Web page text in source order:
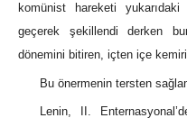
komünist hareketi yukarıdaki
geçerek şekillendi derken
dönemini bitiren, içten içe
Bu önermenin tersten
Lenin, II.